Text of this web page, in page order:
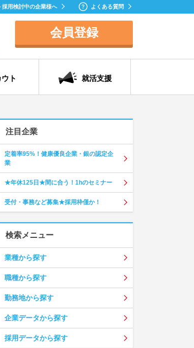
採用検討中の企業様へ よくある質問
会員登録
ト 就活支援
注目企業
定着率95%！健康優良企業・銀の認定企
業
★年休125日★間に合う！1hのセミナー
受付・事務など募集★採用枠僅か！
検索メニュー
業種から探す
職種から探す
勤務地から探す
企業データから探す
採用データから探す